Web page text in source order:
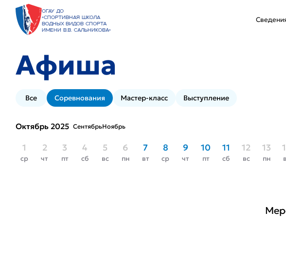
ОГАУ ДО
«Спортивная школа
водных видов спорта
имени В.В. Сальникова»
Афиша
Все Соревнования Мастер-класс Выступление
Октябрь 2025 СентябрьНоябрь
1
ср
2
чт
3
пт
4
сб
5
вс
6
пн
7
вт
8
ср
9
чт
10
пт
11
сб
12
вс
13
пн